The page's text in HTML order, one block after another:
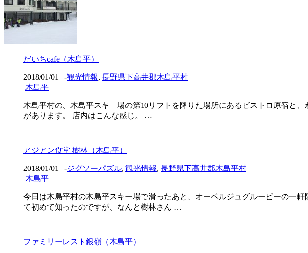
だいちcafe（木島平）
2018/01/01 -観光情報, 長野県下高井郡木島平村
木島平
木島平村の、木島平スキー場の第10リフトを降りた場所にあるビストロ原宿と
があります。 店内はこんな感じ。 …
アジアン食堂 樹林（木島平）
2018/01/01 -ジグソーパズル, 観光情報, 長野県下高井郡木島平村
木島平
今日は木島平村の木島平スキー場で滑ったあと、オーベルジュグルービーの一
て初めて知ったのですが、なんと樹林さん …
ファミリーレスト銀嶺（木島平）